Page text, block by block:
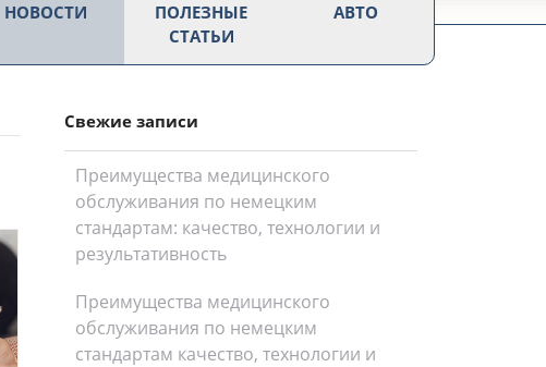
НОВОСТИ
ПОЛЕЗНЫЕ
СТАТЬИ
АВТО
Свежие записи
Преимущества медицинского
обслуживания по немецким
стандартам: качество, технологии и
результативность
Преимущества медицинского
обслуживания по немецким
стандартам качество, технологии и